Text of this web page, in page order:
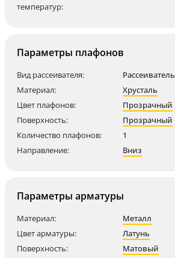
температур:
Параметры плафонов
Вид рассеивателя:
Рассеиватель
Материал:
Хрусталь
Цвет плафонов:
Прозрачный
Поверхность:
Прозрачный
Количество плафонов:
1
Направление:
Вниз
Параметры арматуры
Материал:
Металл
Цвет арматуры:
Латунь
Поверхность:
Матовый